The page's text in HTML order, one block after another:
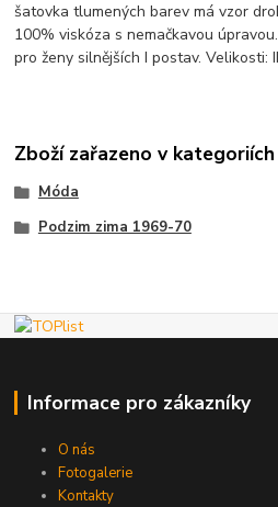
šatovka tlumených barev má vzor
100% viskóza s nemačkavou
pro ženy silnějších I postav. Velikosti:
Zboží zařazeno v kategoriích
Móda
Podzim zima 1969-70
Informace pro zákazníky
O nás
Fotogalerie
Kontakty